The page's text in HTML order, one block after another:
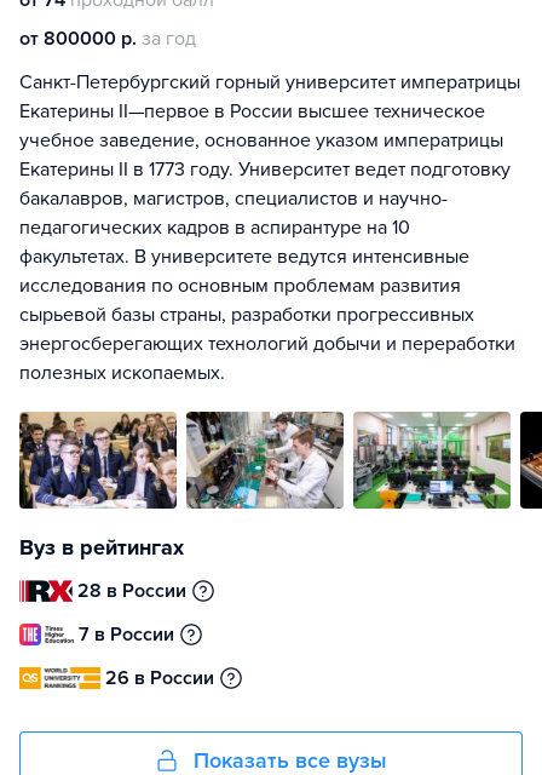
от 800000 р. за год
Санкт-Петербургский горный университет императрицы
Екатерины II—первое в России высшее техническое
учебное заведение, основанное указом императрицы
Екатерины II в 1773 году. Университет ведет подготовку
бакалавров, магистров, специалистов и научно-
педагогических кадров в аспирантуре на 10
факультетах. В университете ведутся интенсивные
исследования по основным проблемам развития
сырьевой базы страны, разработки прогрессивных
энергосберегающих технологий добычи и переработки
полезных ископаемых.
Вуз в рейтингах
28 в России
7 в России
26 в России
Показать все вузы